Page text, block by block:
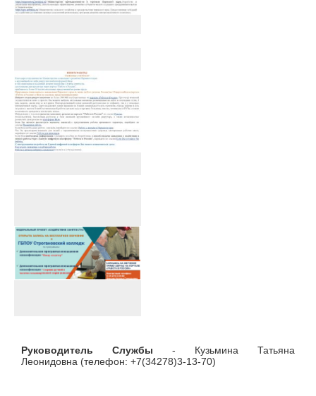
Руководитель Службы - Кузьмина Татьяна
Леонидовна (телефон: +7(34278)3-13-70)